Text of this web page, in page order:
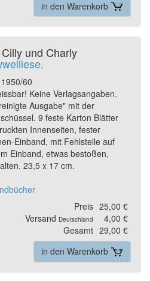
in den Warenkorb
und Charly
60
Keine Verlagsangaben.
Ausgabe" mit der
9 feste Karton Blätter
Innenseiten, fester
Einband, mit Fehlstelle auf
Einband, etwas bestoßen,
23,5 x 17 cm.
Preis 25,00 €
Versand Deutschland
4,00 €
Gesamt 29,00 €
in den Warenkorb